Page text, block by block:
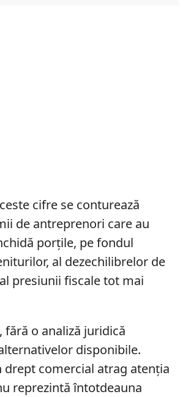
cifre se conturează
de antreprenori care au
porțile, pe fondul
al dezechilibrelor de
presiunii fiscale tot mai
fără o analiză juridică
disponibile.
drept comercial atrag atenția
reprezintă întotdeauna